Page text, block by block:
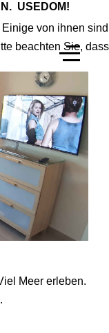
USEDOM!
Meer erleben.
von ihnen
beachten Sie,